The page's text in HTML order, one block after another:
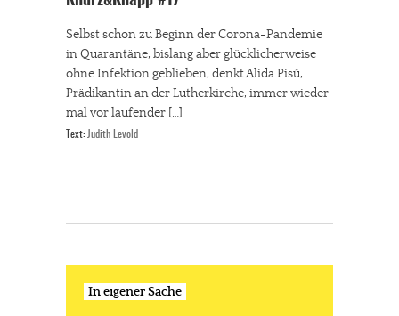
Selbst schon zu Beginn der Corona-Pandemie
in Quarantäne, bislang aber glücklicherweise
ohne Infektion geblieben, denkt Alida Pisú,
Prädikantin an der Lutherkirche, immer wieder
mal vor laufender […]
Text: Judith Levold
In eigener Sache